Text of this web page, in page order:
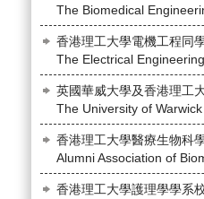
The Biomedical
香港理工大學電機工程同
The Electrical
英國華威大學及香港理工
The University of
香港理工大學醫療生物科
Alumni Association of
香港理工大學護理學學系